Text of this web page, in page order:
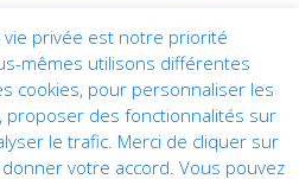
privée est notre priorité
mêmes utilisons différentes
cookies, pour personnaliser les
proposer des fonctionnalités sur
le trafic. Merci de cliquer sur
votre accord. Vous pouvez